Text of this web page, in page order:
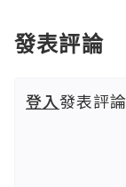
發表評論
登入發表評論